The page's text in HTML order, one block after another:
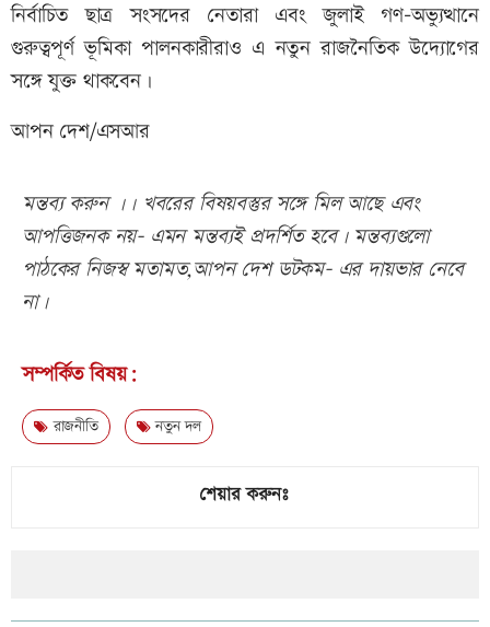
নির্বাচিত ছাত্র সংসদের নেতারা এবং জুলাই গণ-অভ্যুত্থানে
গুরুত্বপূর্ণ ভূমিকা পালনকারীরাও এ নতুন রাজনৈতিক উদ্যোগের
সঙ্গে যুক্ত থাকবেন।
আপন দেশ/এসআর
মন্তব্য করুন ।। খবরের বিষয়বস্তুর সঙ্গে মিল আছে এবং
আপত্তিজনক নয়- এমন মন্তব্যই প্রদর্শিত হবে। মন্তব্যগুলো
পাঠকের নিজস্ব মতামত,আপন দেশ ডটকম- এর দায়ভার নেবে
না।
সম্পর্কিত বিষয়:
রাজনীতি নতুন দল
শেয়ার করুনঃ